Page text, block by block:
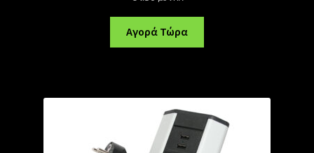
Αγορά Τώρα